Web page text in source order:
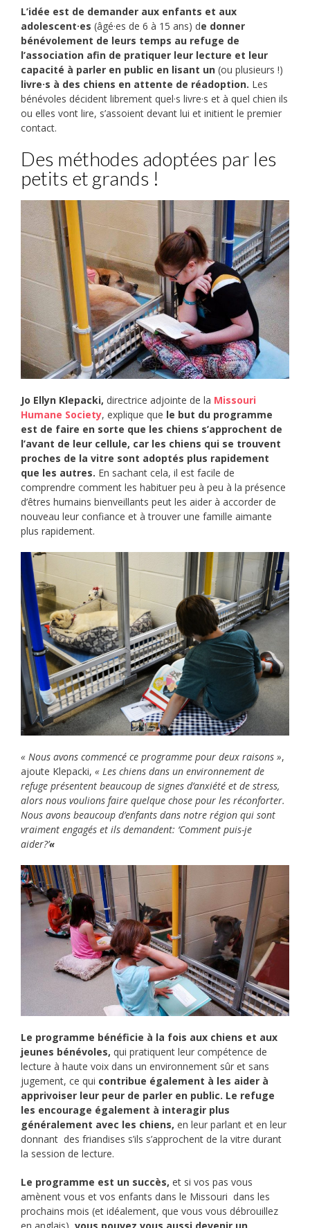
L’idée est de demander aux enfants et aux
adolescent·es (âgé·es de 6 à 15 ans) de donner
bénévolement de leurs temps au refuge de
l’association afin de pratiquer leur lecture et leur
capacité à parler en public en lisant un (ou plusieurs !)
livre·s à des chiens en attente de réadoption. Les
bénévoles décident librement quel·s livre·s et à quel chien ils
ou elles vont lire, s’assoient devant lui et initient le premier
contact.
Des méthodes adoptées par les
petits et grands !
Jo Ellyn Klepacki, directrice adjointe de la Missouri
Humane Society, explique que le but du programme
est de faire en sorte que les chiens s’approchent de
l’avant de leur cellule, car les chiens qui se trouvent
proches de la vitre sont adoptés plus rapidement
que les autres. En sachant cela, il est facile de
comprendre comment les habituer peu à peu à la présence
d’êtres humains bienveillants peut les aider à accorder de
nouveau leur confiance et à trouver une famille aimante
plus rapidement.
« Nous avons commencé ce programme pour deux raisons »,
ajoute Klepacki, « Les chiens dans un environnement de
refuge présentent beaucoup de signes d’anxiété et de stress,
alors nous voulions faire quelque chose pour les réconforter.
Nous avons beaucoup d’enfants dans notre région qui sont
vraiment engagés et ils demandent: ‘Comment puis-je
aider?’«
Le programme bénéficie à la fois aux chiens et aux
jeunes bénévoles, qui pratiquent leur compétence de
lecture à haute voix dans un environnement sûr et sans
jugement, ce qui contribue également à les aider à
apprivoiser leur peur de parler en public. Le refuge
les encourage également à interagir plus
généralement avec les chiens, en leur parlant et en leur
donnant des friandises s’ils s’approchent de la vitre durant
la session de lecture.
Le programme est un succès, et si vos pas vous
amènent vous et vos enfants dans le Missouri dans les
prochains mois (et idéalement, que vous vous débrouillez